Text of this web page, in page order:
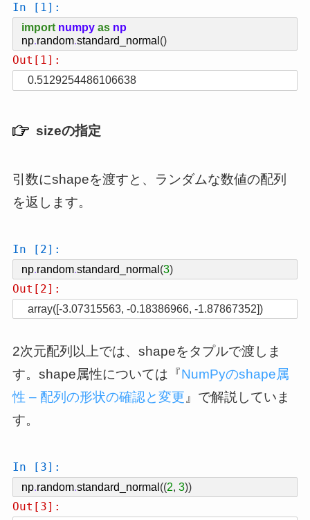
In [1]:
import numpy as np
np.random.standard_normal ()
Out[1]:
0.5129254486106638
sizeの指定
引数にshapeを渡すと、ランダムな数値の配列
を返します。
In [2]:
np.random.standard_normal (3)
Out[2]:
array([-3.07315563, -0.18386966, -1.87867352])
2次元配列以上では、shapeをタプルで渡しま
す。shape属性については『NumPyのshape属
性 – 配列の形状の確認と変更』で解説していま
す。
In [3]:
np.random.standard_normal ((2, 3))
Out[3]: